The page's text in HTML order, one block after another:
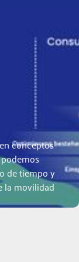
conceptos
de tiempo y
la movilidad